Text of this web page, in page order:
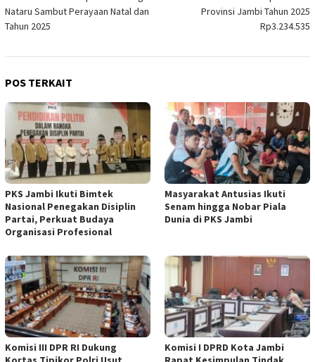
Nataru Sambut Perayaan Natal dan
Tahun 2025
Provinsi Jambi Tahun 2025
Rp3.234.535
POS TERKAIT
PKS Jambi Ikuti Bimtek
Nasional Penegakan Disiplin
Partai, Perkuat Budaya
Organisasi Profesional
Masyarakat Antusias Ikuti
Senam hingga Nobar Piala
Dunia di PKS Jambi
Komisi III DPR RI Dukung
Komisi I DPRD Kota Jambi